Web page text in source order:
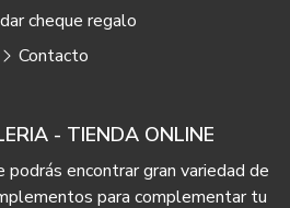
- TIENDA ONLINE
podrás encontrar gran variedad de
para complementar tu
cheque regalo
Contacto